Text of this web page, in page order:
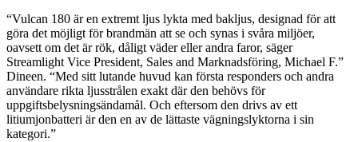
“Vulcan 180 är en extremt ljus lykta med bakljus, designad för att
göra det möjligt för brandmän att se och synas i svåra miljöer,
oavsett om det är rök, dåligt väder eller andra faror, säger
Streamlight Vice President, Sales and Marknadsföring, Michael F.”
Dineen. “Med sitt lutande huvud kan första responders och andra
användare rikta ljusstrålen exakt där den behövs för
uppgiftsbelysningsändamål. Och eftersom den drivs av ett
litiumjonbatteri är den en av de lättaste vägningslyktorna i sin
kategori.”